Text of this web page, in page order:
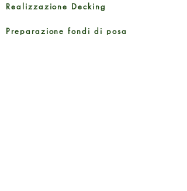
Realizzazione Decking
Preparazione fondi di posa